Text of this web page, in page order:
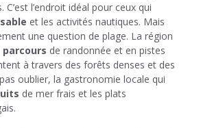
C’est l’endroit idéal pour ceux qui
sable et les activités nautiques. Mais
une question de plage. La région
parcours de randonnée et en pistes
à travers des forêts denses et des
oublier, la gastronomie locale qui
de mer frais et les plats